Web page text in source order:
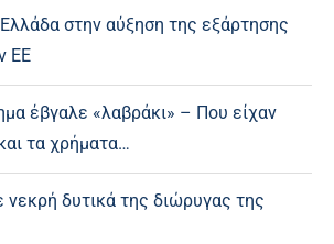
στην αύξηση της εξάρτησης
ΕΕ
έβγαλε «λαβράκι» – Που είχαν
τα χρήματα…
δυτικά της διώρυγας της